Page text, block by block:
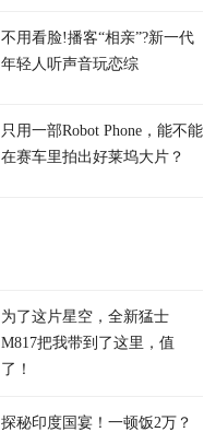
不用看脸!播客“相亲”?新一代
年轻人听声音玩恋综
只用一部Robot Phone，能不能
在赛车里拍出好莱坞大片？
为了这片星空，全新猛士
M817把我带到了这里，值
了！
探秘印度国宴！一顿饭2万？